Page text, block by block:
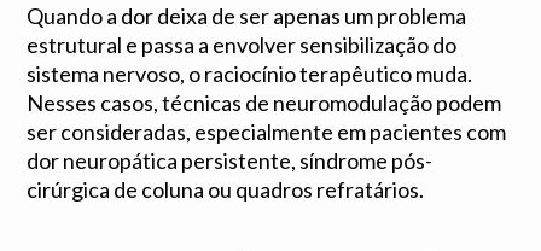
Quando a dor deixa de ser apenas um problema
estrutural e passa a envolver sensibilização do
sistema nervoso, o raciocínio terapêutico muda.
Nesses casos, técnicas de neuromodulação podem
ser consideradas, especialmente em pacientes com
dor neuropática persistente, síndrome pós-
cirúrgica de coluna ou quadros refratários.